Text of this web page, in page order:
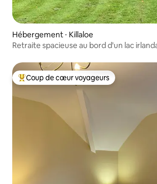
Hébergement ⋅ Killaloe
Retraite spacieuse au bord d'un lac
Coups de cœur voyageurs les plus
Coup de cœur voyageurs